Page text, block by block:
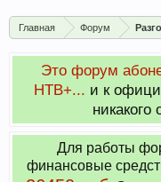
Главная Форум
Это форум
НТВ+... и к
никакого
Для работы
финансовые